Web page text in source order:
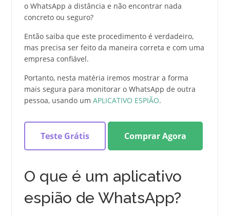
o WhatsApp a distância e não encontrar nada
concreto ou seguro?
Então saiba que este procedimento é verdadeiro,
mas precisa ser feito da maneira correta e com uma
empresa confiável.
Portanto, nesta matéria iremos mostrar a forma
mais segura para monitorar o WhatsApp de outra
pessoa, usando um APLICATIVO ESPIÃO.
Teste Grátis Comprar Agora
O que é um aplicativo
espião de WhatsApp?